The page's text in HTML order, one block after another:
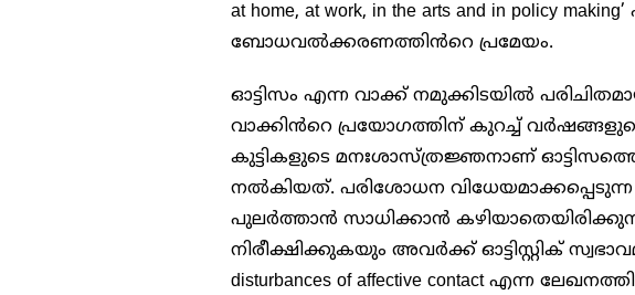
at home, at work, in the arts and in policy
ബോധവൽക്കരണത്തിൻറെ പ്രമേയം.
ഓട്ടിസം എന്ന വാക്ക് നമുക്കിടയിൽ
വാക്കിൻറെ പ്രയോഗത്തിന് കുറച്ച്
കുട്ടികളുടെ മനഃശാസ്ത്രജ്ഞനാണ്
നൽകിയത്. പരിശോധന
പുലർത്താൻ സാധിക്കാൻ
നിരീക്ഷിക്കുകയും അവർക്ക് ഓട്ടിസ്റ്റിക്
disturbances of affective contact എന്ന